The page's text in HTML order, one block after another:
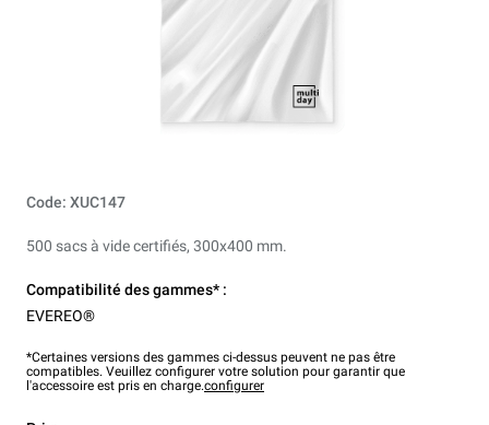
Code: XUC147
500 sacs à vide certifiés, 300x400 mm.
Compatibilité des gammes* :
EVEREO®
*Certaines versions des gammes ci-dessus peuvent ne pas être
compatibles. Veuillez configurer votre solution pour garantir que
l'accessoire est pris en charge.configurer